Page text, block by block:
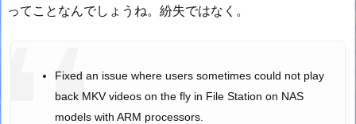
ってことなんでしょうね。紛失ではなく。
Fixed an issue where users sometimes could not play
back MKV videos on the fly in File Station on NAS
models with ARM processors.